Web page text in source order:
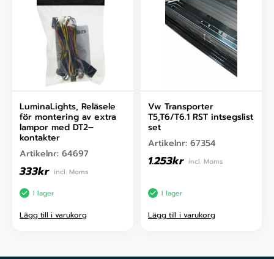
LuminaLights, Reläsele
för montering av extra
lampor med DT2–
kontakter
Artikelnr: 64697
333kr incl. Moms
I lager
Lägg till i varukorg
Vw Transporter
T5,T6/T6.1 RST intsegslist
set
Artikelnr: 67354
1.253kr incl. Moms
I lager
Lägg till i varukorg